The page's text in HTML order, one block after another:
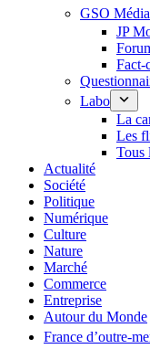
GSO Média
JP
Fact-
Labo
La
Les
Tous
Actualité
Société
Politique
Numérique
Culture
Nature
Marché
Commerce
Entreprise
Autour du Monde
France d’outre-